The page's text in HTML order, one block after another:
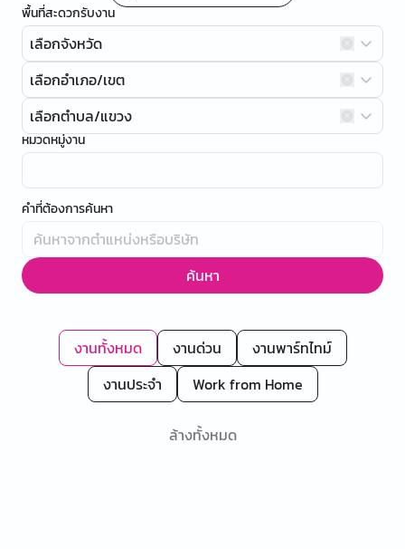
พื้นที่สะดวกรับงาน
เลือกจังหวัด
เลือกอำเภอ/เขต
เลือกตำบล/แขวง
หมวดหมู่งาน
คำที่ต้องการค้นหา
ค้นหา
งานทั้งหมด งานด่วน
งานพาร์ทไทม์
งานประจำ
Work from Home
ล้างทั้งหมด